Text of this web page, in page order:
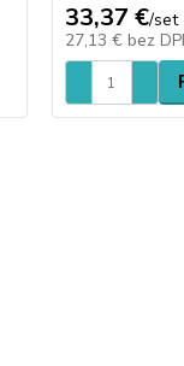
33,37 €/set
27,13 € bez